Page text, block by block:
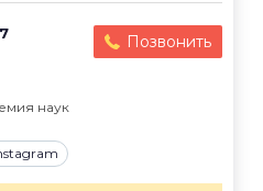
Позвонить
наук